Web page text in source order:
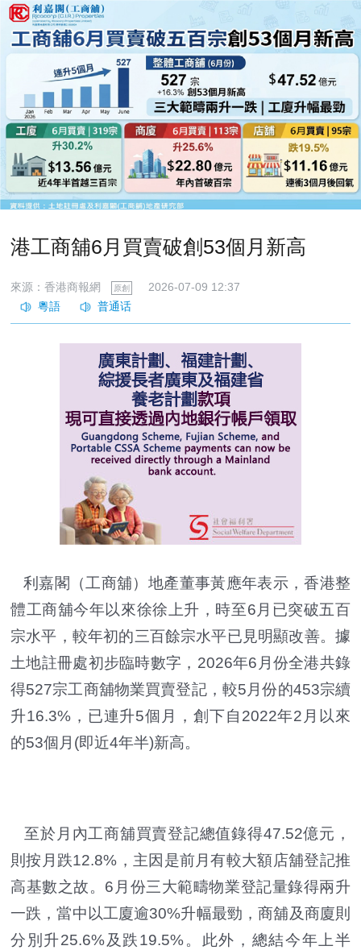
港工商舖6月買賣破創53個月新高
來源：香港商報網 原創 2026-07-09 12:37
利嘉閣（工商舖）地產董事黃應年表示，香港整
體工商舖今年以來徐徐上升，時至6月已突破五百
宗水平，較年初的三百餘宗水平已見明顯改善。據
土地註冊處初步臨時數字，2026年6月份全港共錄
得527宗工商舖物業買賣登記，較5月份的453宗續
升16.3%，已連升5個月，創下自2022年2月以來
的53個月(即近4年半)新高。
至於月內工商舖買賣登記總值錄得47.52億元，
則按月跌12.8%，主因是前月有較大額店舖登記推
高基數之故。6月份三大範疇物業登記量錄得兩升
一跌，當中以工廈逾30%升幅最勁，商舖及商廈則
分別升25.6%及跌19.5%。此外，總結今年上半